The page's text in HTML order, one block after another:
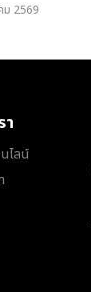
ม 2569
า
ไลน์